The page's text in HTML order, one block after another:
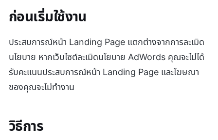
ก่อนเริ่มใช้งาน
ประสบการณ์หน้า Landing Page แตกต่างจากการละเมิด
นโยบาย หากเว็บไซต์ละเมิดนโยบาย AdWords คุณจะไม่ได้
รับคะแนนประสบการณ์หน้า Landing Page และโฆษณา
ของคุณจะไม่ทำงาน
วิธีการ